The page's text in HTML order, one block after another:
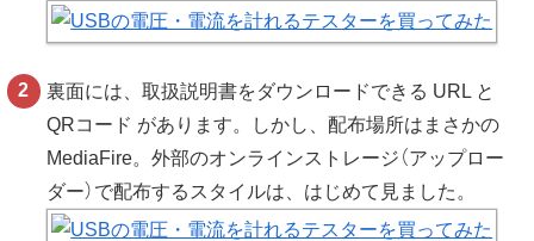
裏面には、取扱説明書をダウンロードできる URL と
QRコード があります。しかし、配布場所はまさかの
MediaFire。外部のオンラインストレージ（アップロー
ダー）で配布するスタイルは、はじめて見ました。